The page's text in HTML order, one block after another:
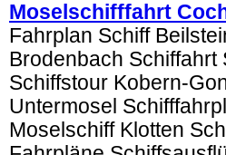
Moselschifffahrt
Fahrplan Schiff
Brodenbach Schiffahrt
Schiffstour Kobern-
Untermosel
Moselschiff Klotten